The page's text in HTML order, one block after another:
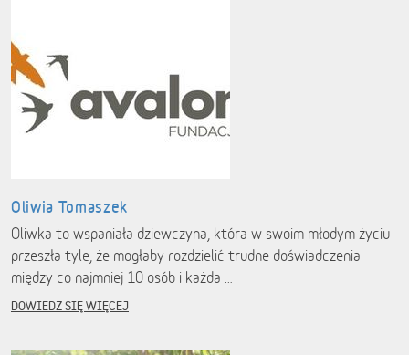
Oliwia Tomaszek
Oliwka to wspaniała dziewczyna, która w swoim młodym życiu
przeszła tyle, że mogłaby rozdzielić trudne doświadczenia
między co najmniej 10 osób i każda …
DOWIEDZ SIĘ WIĘCEJ